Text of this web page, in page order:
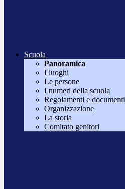
Scuola
Panoramica
I luoghi
Le persone
I numeri della scuola
Regolamenti e documenti
Organizzazione
La storia
Comitato genitori